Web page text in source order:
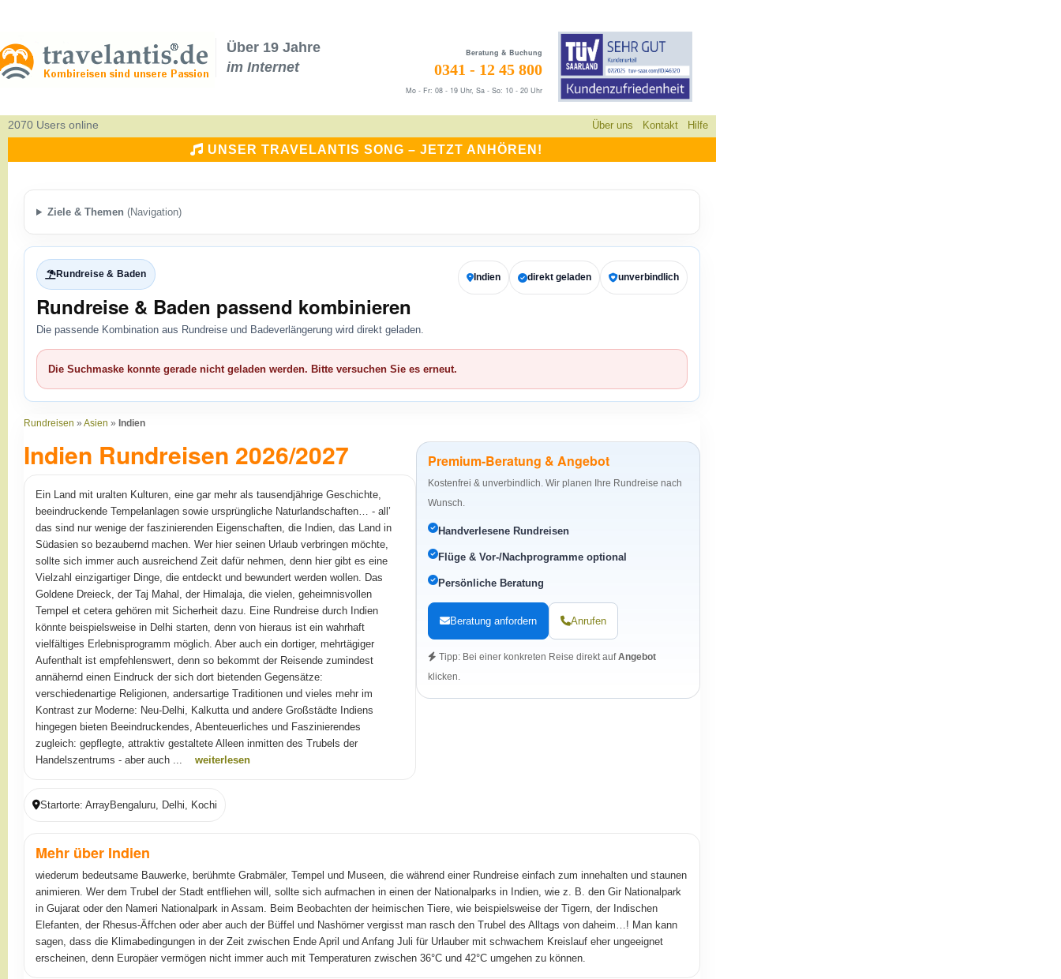
Über 19 Jahre
im Internet
Beratung & Buchung
0341 - 12 45 800
Mo - Fr: 08 - 19 Uhr, Sa - So: 10 - 20 Uhr
2070 Users online Über uns Kontakt Hilfe
UNSER TRAVELANTIS SONG – JETZT ANHÖREN!
Ziele & Themen (Navigation)
Rundreise & Baden
Rundreise & Baden passend kombinieren
Die passende Kombination aus Rundreise und Badeverlängerung wird direkt geladen.
Indien direkt geladen unverbindlich
Die Suchmaske konnte gerade nicht geladen werden. Bitte versuchen Sie es erneut.
Rundreisen » Asien » Indien
Indien Rundreisen 2026/2027
Ein Land mit uralten Kulturen, eine gar mehr als tausendjährige Geschichte,
beeindruckende Tempelanlagen sowie ursprüngliche Naturlandschaften… - all’
das sind nur wenige der faszinierenden Eigenschaften, die Indien, das Land in
Südasien so bezaubernd machen. Wer hier seinen Urlaub verbringen möchte,
sollte sich immer auch ausreichend Zeit dafür nehmen, denn hier gibt es eine
Vielzahl einzigartiger Dinge, die entdeckt und bewundert werden wollen. Das
Goldene Dreieck, der Taj Mahal, der Himalaja, die vielen, geheimnisvollen
Tempel et cetera gehören mit Sicherheit dazu. Eine Rundreise durch Indien
könnte beispielsweise in Delhi starten, denn von hieraus ist ein wahrhaft
vielfältiges Erlebnisprogramm möglich. Aber auch ein dortiger, mehrtägiger
Aufenthalt ist empfehlenswert, denn so bekommt der Reisende zumindest
annähernd einen Eindruck der sich dort bietenden Gegensätze:
verschiedenartige Religionen, andersartige Traditionen und vieles mehr im
Kontrast zur Moderne: Neu-Delhi, Kalkutta und andere Großstädte Indiens
hingegen bieten Beeindruckendes, Abenteuerliches und Faszinierendes
zugleich: gepflegte, attraktiv gestaltete Alleen inmitten des Trubels der
Handelszentrums - aber auch ... weiterlesen
Startorte: ArrayBengaluru, Delhi, Kochi
Premium-Beratung & Angebot
Kostenfrei & unverbindlich. Wir planen Ihre Rundreise nach
Wunsch.
Handverlesene Rundreisen
Flüge & Vor-/Nachprogramme optional
Persönliche Beratung
Beratung anfordern Anrufen
Tipp: Bei einer konkreten Reise direkt aufAngebot
klicken.
Mehr über Indien
wiederum bedeutsame Bauwerke, berühmte Grabmäler, Tempel und Museen, die während einer Rundreise einfach zum innehalten und staunen
animieren. Wer dem Trubel der Stadt entfliehen will, sollte sich aufmachen in einen der Nationalparks in Indien, wie z. B. den Gir Nationalpark
in Gujarat oder den Nameri Nationalpark in Assam. Beim Beobachten der heimischen Tiere, wie beispielsweise der Tigern, der Indischen
Elefanten, der Rhesus-Äffchen oder aber auch der Büffel und Nashörner vergisst man rasch den Trubel des Alltags von daheim…! Man kann
sagen, dass die Klimabedingungen in der Zeit zwischen Ende April und Anfang Juli für Urlauber mit schwachem Kreislauf eher ungeeignet
erscheinen, denn Europäer vermögen nicht immer auch mit Temperaturen zwischen 36°C und 42°C umgehen zu können.